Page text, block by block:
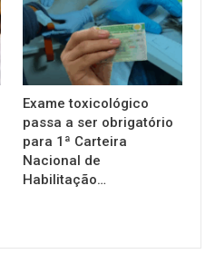
Exame toxicológico
passa a ser obrigatório
para 1ª Carteira
Nacional de
Habilitação…